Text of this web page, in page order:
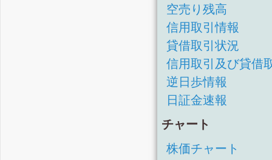
空売り残高
信用取引情報
貸借取引状況
信用取引及び貸借
逆日歩情報
日証金速報
チャート
株価チャート